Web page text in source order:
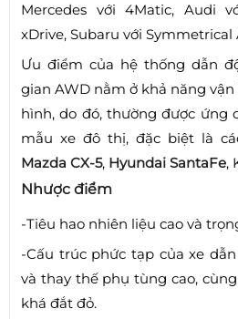
Mercedes với 4Matic, Audi
xDrive, Subaru với Symmetrical
Ưu điểm của hệ thống dẫn
gian AWD nằm ở khả năng
hình, do đó, thường được ứng
mẫu xe đô thị, đặc biệt là
Mazda CX-5, Hyundai SantaFe,
Nhược điểm
-Tiêu hao nhiên liệu cao và
-Cấu trúc phức tạp của xe
và thay thế phụ tùng cao,
khá đắt đỏ.